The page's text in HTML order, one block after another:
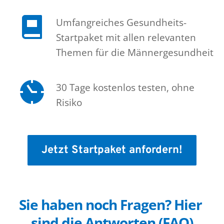
Umfangreiches Gesundheits-
Startpaket mit allen relevanten
Themen für die Männergesundheit
30 Tage kostenlos testen, ohne
Risiko
Jetzt Startpaket anfordern!
Sie haben noch Fragen? Hier